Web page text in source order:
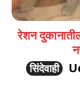
रेशन
सिंदेवाही